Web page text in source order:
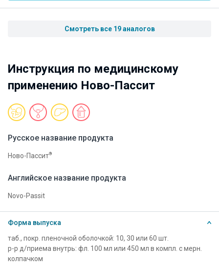
Смотреть все 19 аналогов
Инструкция по медицинскому
применению Ново-Пассит
Русское название продукта
Ново-Пассит®
Английское название продукта
Novo-Passit
Форма выпуска
таб., покр. пленочной оболочкой: 10, 30 или 60 шт.
р-р д/приема внутрь: фл. 100 мл или 450 мл в компл. с мерн.
колпачком